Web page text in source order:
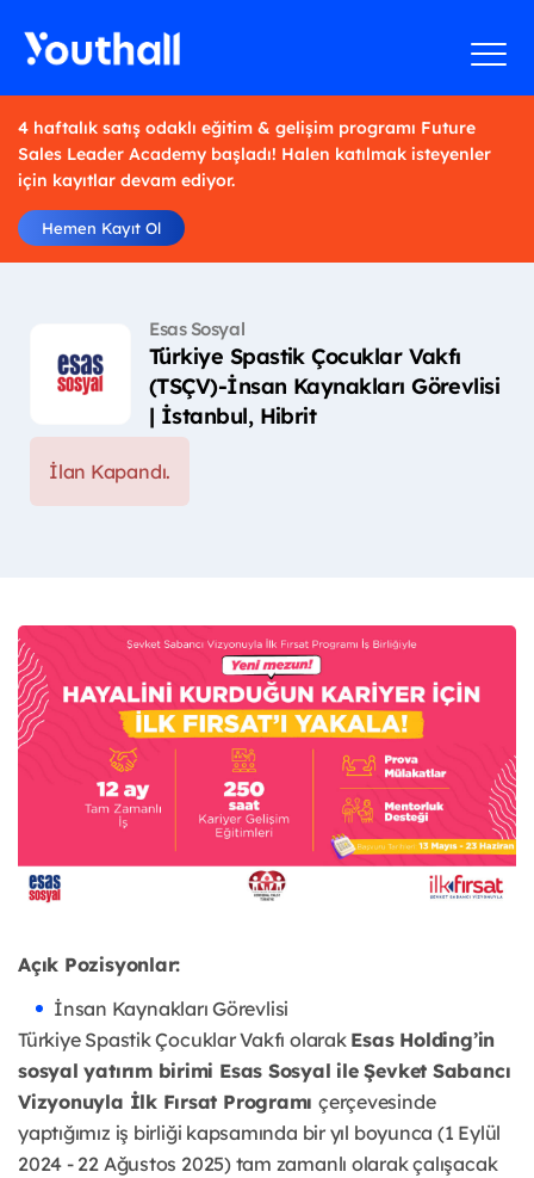
4 haftalık satış odaklı eğitim & gelişim programı Future
Sales Leader Academy başladı! Halen katılmak isteyenler
için kayıtlar devam ediyor.
Hemen Kayıt Ol
Esas Sosyal
Türkiye Spastik Çocuklar Vakfı
(TSÇV)-İnsan Kaynakları Görevlisi
| İstanbul, Hibrit
İlan Kapandı.
Açık Pozisyonlar:
İnsan Kaynakları Görevlisi
Türkiye Spastik Çocuklar Vakfı olarak Esas Holding’in
sosyal yatırım birimi Esas Sosyal ile Şevket Sabancı
Vizyonuyla İlk Fırsat Programıçerçevesinde
yaptığımız iş birliği kapsamında bir yıl boyunca (1 Eylül
2024 - 22 Ağustos 2025) tam zamanlı olarak çalışacak